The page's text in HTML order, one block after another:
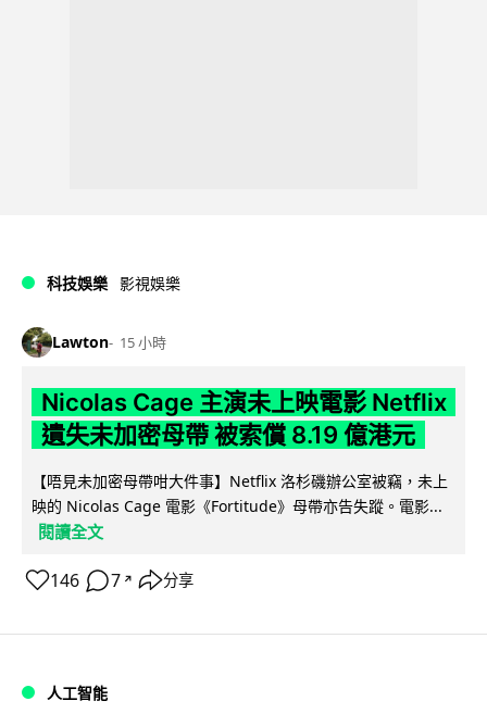
科技娛樂 影視娛樂
Lawton 15 小時
Nicolas Cage 主演未上映電影 Netflix
遺失未加密母帶 被索償 8.19 億港元
【唔見未加密母帶咁大件事】Netflix 洛杉磯辦公室被竊，未上
映的 Nicolas Cage 電影《Fortitude》母帶亦告失蹤。電影...
閱讀全文
146 7 ↗ 分享
人工智能